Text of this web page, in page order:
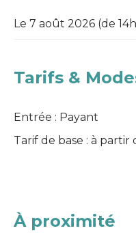
Le 7 août 2026 (de
Tarifs &
Entrée : Payant
Tarif de base : à partir
À proximité